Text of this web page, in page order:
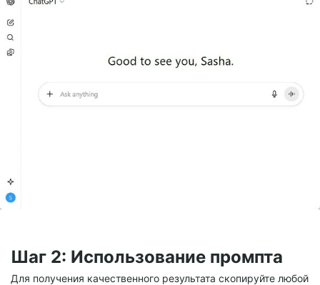
Шаг 2: Использование промпта
Для получения качественного результата скопируйте любой